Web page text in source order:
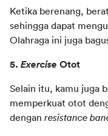
Ketika berenang,
sehingga dapat
Olahraga ini juga
5. Exercise Otot
Selain itu, kamu juga
memperkuat otot
dengan resistance